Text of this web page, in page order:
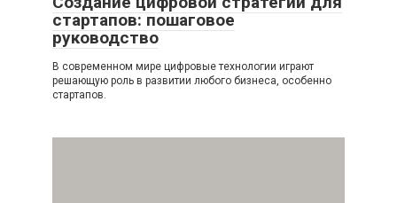
стартапов: пошаговое
руководство
В современном мире цифровые технологии играют
решающую роль в развитии любого бизнеса, особенно
стартапов.